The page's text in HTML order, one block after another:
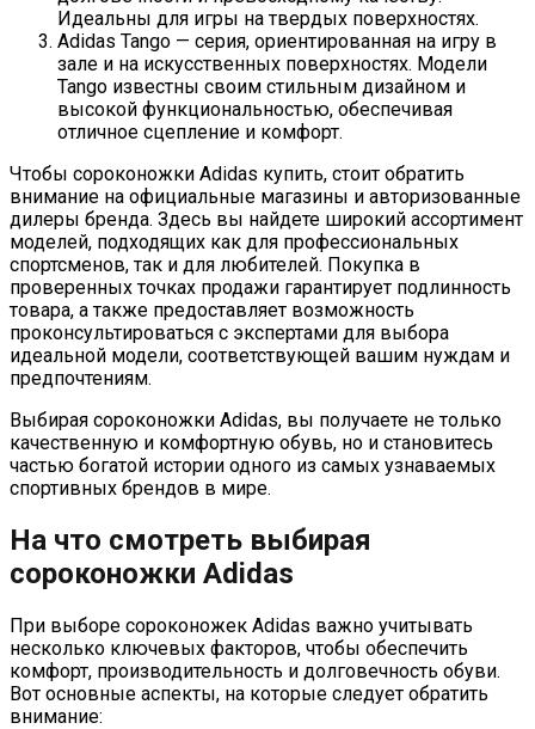
Идеальны для игры на твердых поверхностях.
Adidas Tango — серия, ориентированная на игру в
зале и на искусственных поверхностях. Модели
Tango известны своим стильным дизайном и
высокой функциональностью, обеспечивая
отличное сцепление и комфорт.
Чтобы сороконожки Adidas купить, стоит обратить
внимание на официальные магазины и авторизованные
дилеры бренда. Здесь вы найдете широкий ассортимент
моделей, подходящих как для профессиональных
спортсменов, так и для любителей. Покупка в
проверенных точках продажи гарантирует подлинность
товара, а также предоставляет возможность
проконсультироваться с экспертами для выбора
идеальной модели, соответствующей вашим нуждам и
предпочтениям.
Выбирая сороконожки Adidas, вы получаете не только
качественную и комфортную обувь, но и становитесь
частью богатой истории одного из самых узнаваемых
спортивных брендов в мире.
На что смотреть выбирая
сороконожки Adidas
При выборе сороконожек Adidas важно учитывать
несколько ключевых факторов, чтобы обеспечить
комфорт, производительность и долговечность обуви.
Вот основные аспекты, на которые следует обратить
внимание: